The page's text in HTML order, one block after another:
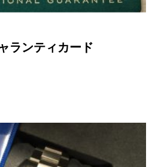
ランティカード